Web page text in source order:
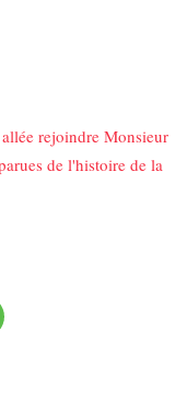
rejoindre Monsieur
de l'histoire de la